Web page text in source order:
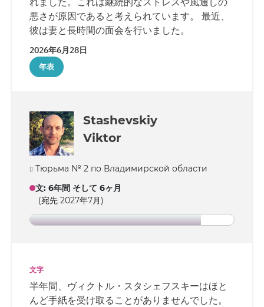
悪さが原因であると考えられています。 最近、
彼は妻と長時間の面会を行いました。
2026年6月28日
年表
Stashevskiy
Viktor
Тюрьма № 2 по Владимирской области
文: 6年間 そして 6ヶ月
(宛先 2027年7月)
文字
半年間、ヴィクトル・スタシェフスキーはほと
んど手紙を受け取ることがありませんでした。